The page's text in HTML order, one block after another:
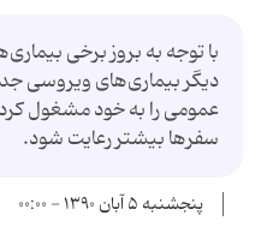
با توجه به بروز برخی
دیگر بیماری‌های ویروسی
عمومی را به خود مشغول
سفرها بیشتر رعایت شود.
پنجشنبه ۵ آبان ۱۳۹۰ - ۰۰:۰۰